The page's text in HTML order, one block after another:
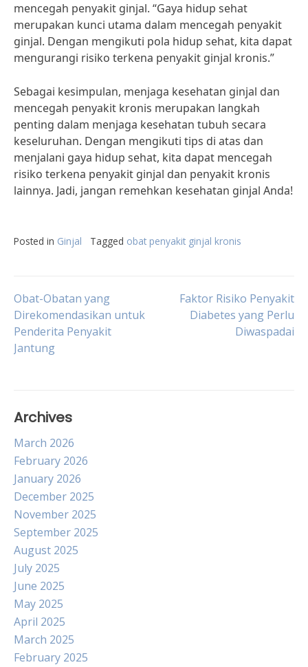
mencegah penyakit ginjal. “Gaya hidup sehat
merupakan kunci utama dalam mencegah penyakit
ginjal. Dengan mengikuti pola hidup sehat, kita dapat
mengurangi risiko terkena penyakit ginjal kronis.”
Sebagai kesimpulan, menjaga kesehatan ginjal dan
mencegah penyakit kronis merupakan langkah
penting dalam menjaga kesehatan tubuh secara
keseluruhan. Dengan mengikuti tips di atas dan
menjalani gaya hidup sehat, kita dapat mencegah
risiko terkena penyakit ginjal dan penyakit kronis
lainnya. Jadi, jangan remehkan kesehatan ginjal Anda!
Posted in Ginjal Tagged obat penyakit ginjal kronis
Post
navigation
Obat-Obatan yang
Direkomendasikan untuk
Penderita Penyakit
Jantung
Faktor Risiko Penyakit
Diabetes yang Perlu
Diwaspadai
Archives
March 2026
February 2026
January 2026
December 2025
November 2025
September 2025
August 2025
July 2025
June 2025
May 2025
April 2025
March 2025
February 2025